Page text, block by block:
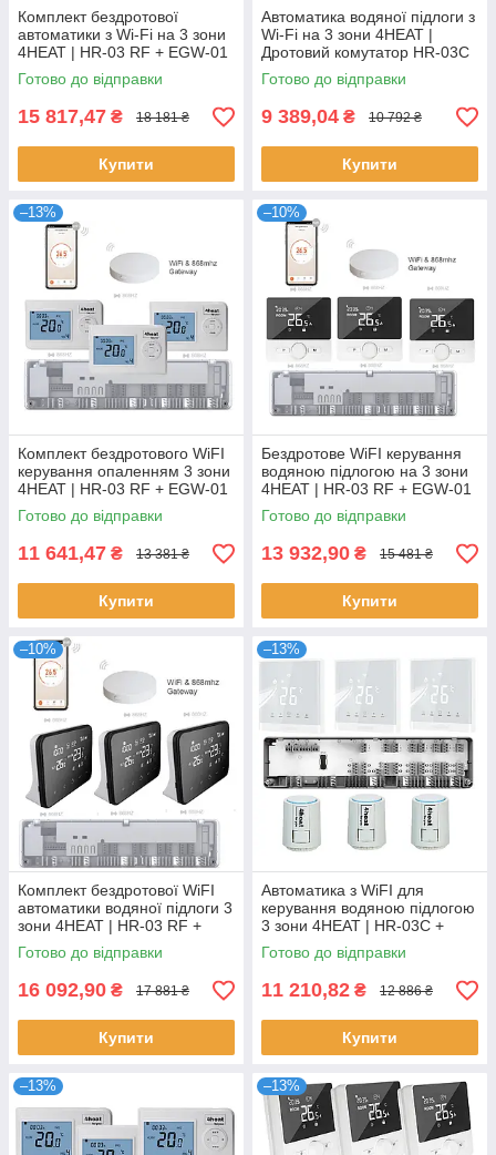
Комплект бездротової
автоматики з Wi-Fi на 3 зони
4HEAT | HR-03 RF + EGW-01
+ WT-75W Sender (3 шт.)
Готово до відправки
15 817,47 ₴ 18 181 ₴
Купити
Автоматика водяної підлоги з
Wi-Fi на 3 зони 4HEAT |
Дротовий комутатор HR-03C
+ Регулятор АЕ-669B WF (3
шт.)
Готово до відправки
9 389,04 ₴ 10 792 ₴
Купити
–13%
Комплект бездротового WiFI
керування опаленням 3 зони
4HEAT | HR-03 RF + EGW-01
+ WT-02 Sender (3 шт.)
Готово до відправки
11 641,47 ₴ 13 381 ₴
Купити
–10%
Бездротове WiFI керування
водяною підлогою на 3 зони
4HEAT | HR-03 RF + EGW-01
+ WT-25 Sender (3 шт.)
Готово до відправки
13 932,90 ₴ 15 481 ₴
Купити
–10%
Комплект бездротової WiFI
автоматики водяної підлоги 3
зони 4HEAT | HR-03 RF +
EGW-01 + WT-20 Sender (3
шт.)
Готово до відправки
16 092,90 ₴ 17 881 ₴
Купити
–13%
Автоматика з WiFI для
керування водяною підлогою
3 зони 4HEAT | HR-03C +
АЕ-667.WF (3 шт.) + Привод
ATR (3шт)
Готово до відправки
11 210,82 ₴ 12 886 ₴
Купити
–13% –13%